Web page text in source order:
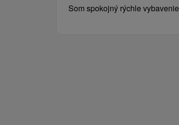
Som spokojný rýchle vybavenie